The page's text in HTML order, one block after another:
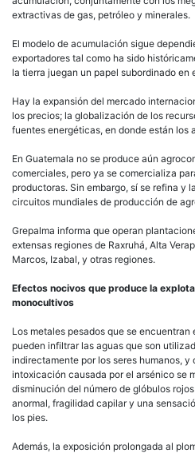
extractivas de gas, petróleo y minerales.
El modelo de acumulación sigue
exportadores tal como ha sido
la tierra juegan un papel subordinado en
Hay la expansión del mercado
los precios; la globalización de los
fuentes energéticas, en donde están los
En Guatemala no se produce aún
comerciales, pero ya se comercializa
productoras. Sin embargo, sí se refina y
circuitos mundiales de producción de
Grepalma informa que operan
extensas regiones de Raxruhá, Alta
Marcos, Izabal, y otras regiones.
Efectos nocivos que produce la
monocultivos
Los metales pesados que se encuentran
pueden infiltrar las aguas que son
indirectamente por los seres humanos, y
intoxicación causada por el arsénico se
disminución del número de glóbulos
anormal, fragilidad capilar y una
los pies.
Además, la exposición prolongada al